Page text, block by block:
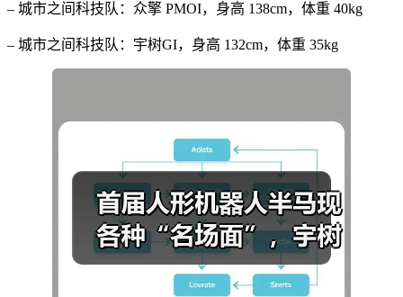
– 城市之间科技队：众擎 PMOI，身高 138cm，体重 40kg
– 城市之间科技队：宇树GI，身高 132cm，体重 35kg